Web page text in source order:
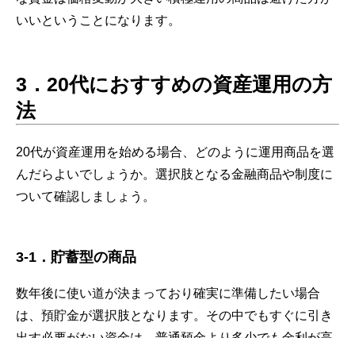
いいということになります。
3 ． 20代におすすめの資産運用の方
法
20代が資産運用を始める場合、どのように運用商品を選
んだらよいでしょうか。選択肢となる金融商品や制度に
ついて確認しましょう。
3-1 ． 貯蓄型の商品
数年後に使い道が決まっており確実に準備したい場合
は、預貯金が選択肢となります。その中でもすぐに引き